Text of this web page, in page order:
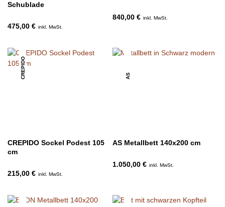
Schublade
475,00 € inkl. MwSt.
840,00 € inkl. MwSt.
CREPIDO
CREPIDO Sockel Podest 105
cm
215,00 € inkl. MwSt.
AS
AS Metallbett 140x200 cm
1.050,00 € inkl. MwSt.